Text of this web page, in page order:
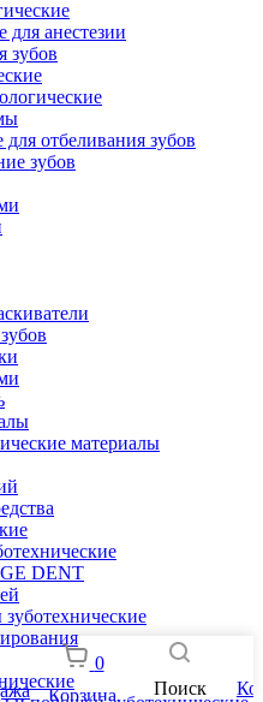
анестезии
зубов
отбеливания зубов
зубов
материалы
DENT
0
Корзина
Поиск